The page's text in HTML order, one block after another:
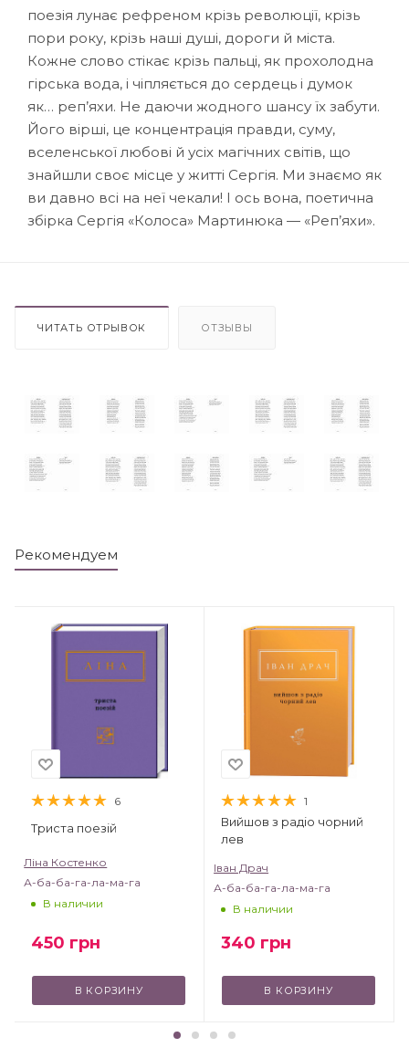
поезія лунає рефреном крізь революції, крізь
пори року, крізь наші душі, дороги й міста.
Кожне слово стікає крізь пальці, як прохолодна
гірська вода, і чіпляється до сердець і думок
як… реп’яхи. Не даючи жодного шансу їх забути.
Його вірші, це концентрація правди, суму,
вселенської любові й усіх магічних світів, що
знайшли своє місце у житті Сергія. Ми знаємо як
ви давно всі на неї чекали! І ось вона, поетична
збірка Сергія «Колоса» Мартинюка — «Реп’яхи».
ЧИТАТЬ ОТРЫВОК ОТЗЫВЫ
Рекомендуем
6
Триста поезій
Ліна Костенко
А-ба-ба-га-ла-ма-га
В наличии
450 грн
В КОРЗИНУ
1
Вийшов з радіо чорний
лев
Іван Драч
А-ба-ба-га-ла-ма-га
В наличии
340 грн
В КОРЗИНУ